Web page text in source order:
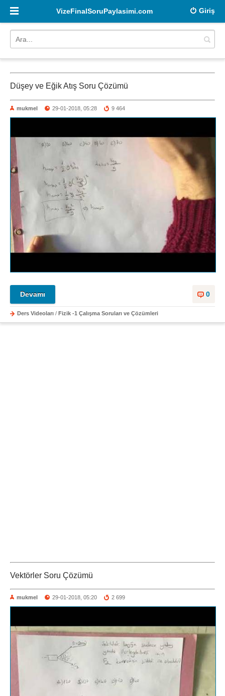
Giriş
VizeFinalSoruPaylasimi.com
Düşey ve Eğik Atış Soru Çözümü
mukmel 29-01-2018, 05:28 9 464
0
Devamı
Ders Videoları / Fizik -1 Çalışma Soruları ve Çözümleri
Vektörler Soru Çözümü
mukmel 29-01-2018, 05:20 2 699